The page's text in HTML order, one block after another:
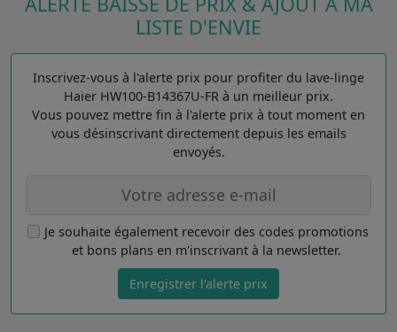
LISTE D'ENVIE
Inscrivez-vous à l'alerte prix pour profiter du lave-linge
Haier HW100-B14367U-FR à un meilleur prix.
Vous pouvez mettre fin à l'alerte prix à tout moment en
vous désinscrivant directement depuis les emails
envoyés.
Je souhaite également recevoir des codes promotions
et bons plans en m'inscrivant à la newsletter.
Enregistrer l'alerte prix